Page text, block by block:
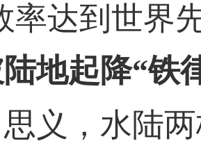
率达到世界
地起降“铁
义，水陆